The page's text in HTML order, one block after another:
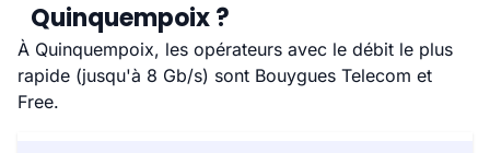
Quinquempoix ?
À Quinquempoix, les opérateurs avec le débit le plus
rapide (jusqu'à 8 Gb/s) sont Bouygues Telecom et
Free.